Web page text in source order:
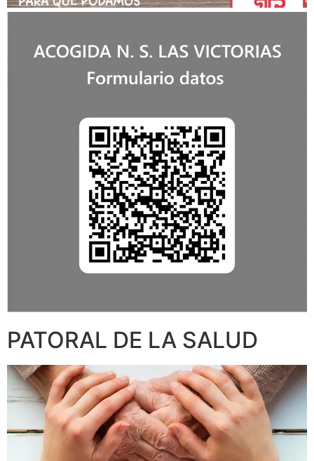
PATORAL DE LA SALUD